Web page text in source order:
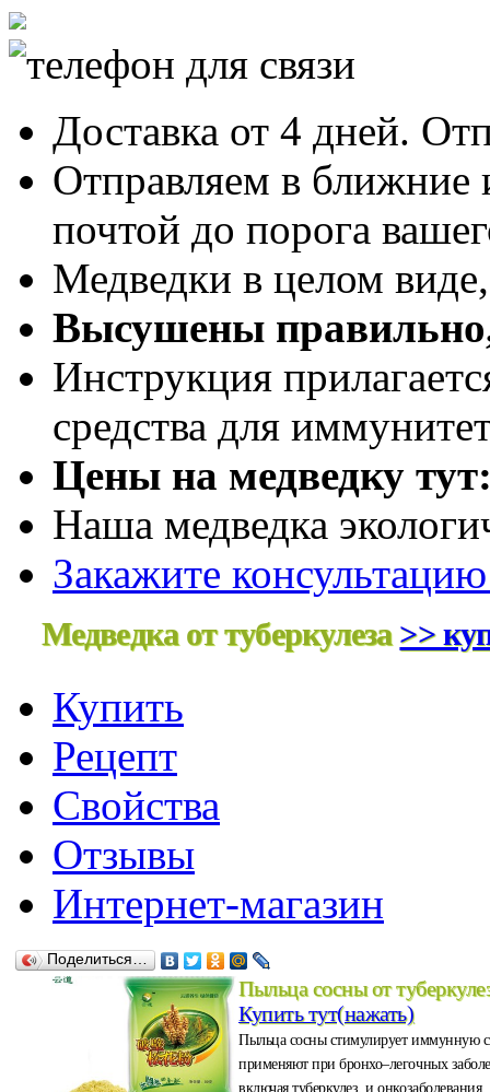
Доставка от 4 дней.
Отправляем в ближние
почтой до порога
Медведки в целом
Высушены
Инструкция
средства для
Цены на медведку
Наша медведка
Закажите
Медведка от туберкулеза >>
Купить
Рецепт
Свойства
Отзывы
Интернет-магазин
Поделиться…
Пыльца сосны от
Купить тут(нажать)
Пыльца сосны стимулирует иммунную
применяют при бронхо–легочных
включая туберкулез, и онкозаболевания.